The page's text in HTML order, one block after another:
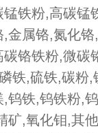
铁粉,高碳锰
金属铬,氮化
铬铁粉,微碳
铁,硫铁,碳粉,
钨铁,钨铁粉,
矿,氧化钼,其